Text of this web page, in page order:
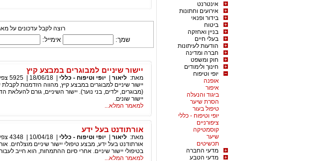
אינטרנט
אירועים וחתונות
בידור ופנאי
ביטוח
בניין ואחזקה
בעלי חיים
הודעות לעיתונות
חברה ומדינה
חוק ומשפט
חינוך ולימודים
יופי וטיפוח
אופנה
איפור
ביגוד והנעלה
הסרת שיער
טיפול בעור
יופי וטיפוח - כללי
ציפורניים
קוסמטיקה
שיער
תכשיטים
מדעי החברה
מדעי הטבע
רוצה לקבל עדכונים על
שמך: אימייל:
יישור שיניים למבוגרים במבצע קיץ
מאת: ליאור יופי וטיפוח - כללי 18/06/18
5925
יישור שיניים למבוגרים במבצע קיץ, מהווה הזדמנות לקבלת
(מבוגרים, ילדים, בני נוער). יישור השיניים, גורם להעלאת
יישור שונים.
למאמר המלא...
אורתודנט בעל ידע
מאת: ליאור יופי וטיפוח - כללי 10/04/18
4348
אורתודנט בעל ידע, מבצע טיפולי יישור שיניים
בטיפולי יישור שיניים. אחרי סיום ההתמחות, הוא חייב
למאמר המלא...